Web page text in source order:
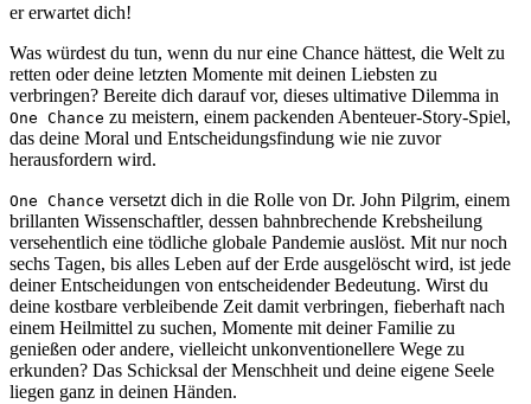
er erwartet dich!
Was würdest du tun, wenn du nur eine Chance hättest, die Welt zu
retten oder deine letzten Momente mit deinen Liebsten zu
verbringen? Bereite dich darauf vor, dieses ultimative Dilemma in
One Chance zu meistern, einem packenden Abenteuer-Story-Spiel,
das deine Moral und Entscheidungsfindung wie nie zuvor
herausfordern wird.
One Chance versetzt dich in die Rolle von Dr. John Pilgrim, einem
brillanten Wissenschaftler, dessen bahnbrechende Krebsheilung
versehentlich eine tödliche globale Pandemie auslöst. Mit nur noch
sechs Tagen, bis alles Leben auf der Erde ausgelöscht wird, ist jede
deiner Entscheidungen von entscheidender Bedeutung. Wirst du
deine kostbare verbleibende Zeit damit verbringen, fieberhaft nach
einem Heilmittel zu suchen, Momente mit deiner Familie zu
genießen oder andere, vielleicht unkonventionellere Wege zu
erkunden? Das Schicksal der Menschheit und deine eigene Seele
liegen ganz in deinen Händen.